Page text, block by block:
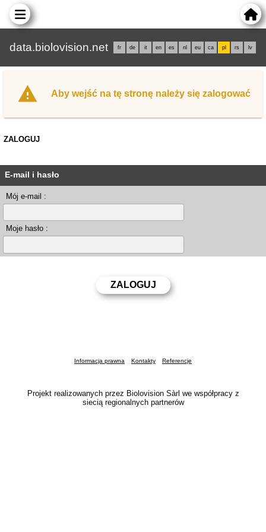
data.biolovision.net fr de it en es nl eu ca pl rs lv
Aby wejść na tę stronę należy się zalogować
ZALOGUJ
E-mail i hasło
Mój e-mail :
Moje hasło :
Informacja prawna Kontakty Referencje
Projekt realizowanych przez Biolovision Sàrl we współpracy z
siecią regionalnych partnerów